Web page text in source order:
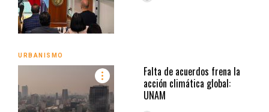
URBANISMO
Falta de acuerdos frena la
acción climática global:
UNAM